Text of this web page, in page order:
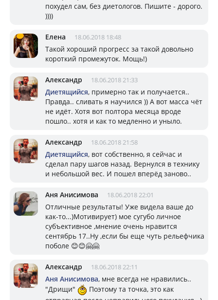
похудел сам, без диетологов. Пишите - дорого.
))))
Елена 18.06.2018 18:48
Такой хороший прогресс за такой довольно
короткий промежуток. Мощь!)
Александр 18.06.2018 21:33
Диетящийся, примерно так и получается..
Правда.. сливать я научился )) А вот масса чёт
не идёт. Хотя вот полтора месяца вроде
пошло.. хотя и как то медленно и уныло.
Александр 18.06.2018 21:58
Диетящийся, вот собственно, я сейчас и
сделал пару шагов назад. Вернулся в технику
и небольшой вес. И пошел вперёд заново..
Аня Анисимова 18.06.2018 22:01
Отличные результаты! Уже видела ваше до
как-то...)Мотивирует) мое сугубо личное
субъективное ,мнение очень нравится
сентябрь 17..Ну ,если бы еще чуть рельефчика
поболе 😊😊🤗🤗
Александр 18.06.2018 22:11
Аня Анисимова, мне всегда не нравились..
"Дрищи"
Поэтому та точка, это как